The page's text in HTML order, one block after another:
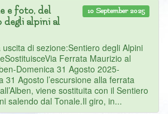
10 September 2025
e foto, del
degli alpini al
uscita di sezione:Sentiero degli Alpini
Ferrata Maurizio al
Domenica 31 Agosto 2025-
31 Agosto l’escursione alla ferrata
viene sostituita con il Sentiero
salendo dal Tonale.Il giro, in...